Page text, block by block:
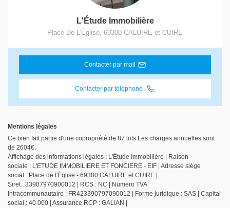
L'Étude Immobilière
Place De L'Église 69300 CALUIRE et CUIRE
Contacter par mail
Contacter par téléphone
Mentions légales
Ce bien fait partie d'une copropriété de 87 lots.Les charges annuelles sont
de 2604€.
Affichage des informations légales : L'Étude Immobilière | Raison
sociale : L'ETUDE IMMOBILIERE ET FONCIERE - EIF | Adresse siège
social : Place de l'Église - 69300 CALUIRE et CUIRE |
Siret : 33907970900012 | RCS : NC | Numero TVA
Intracommunautaire : FR423390797090012 | Forme juridique : SAS | Capital
social : 40 000 | Assurance RCP : GALIAN |